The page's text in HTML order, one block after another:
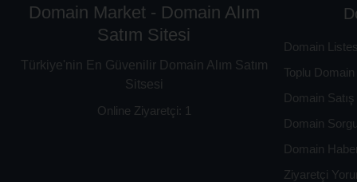
Domain Market - Domain Alım
Satım Sitesi
Türkiye'nin En Güvenilir Domain Alım Satım
Sitsesi
Online Ziyaretçi: 1
Domain
Toplu Domain
Domain
Domain
Domain
Ziyaretçi